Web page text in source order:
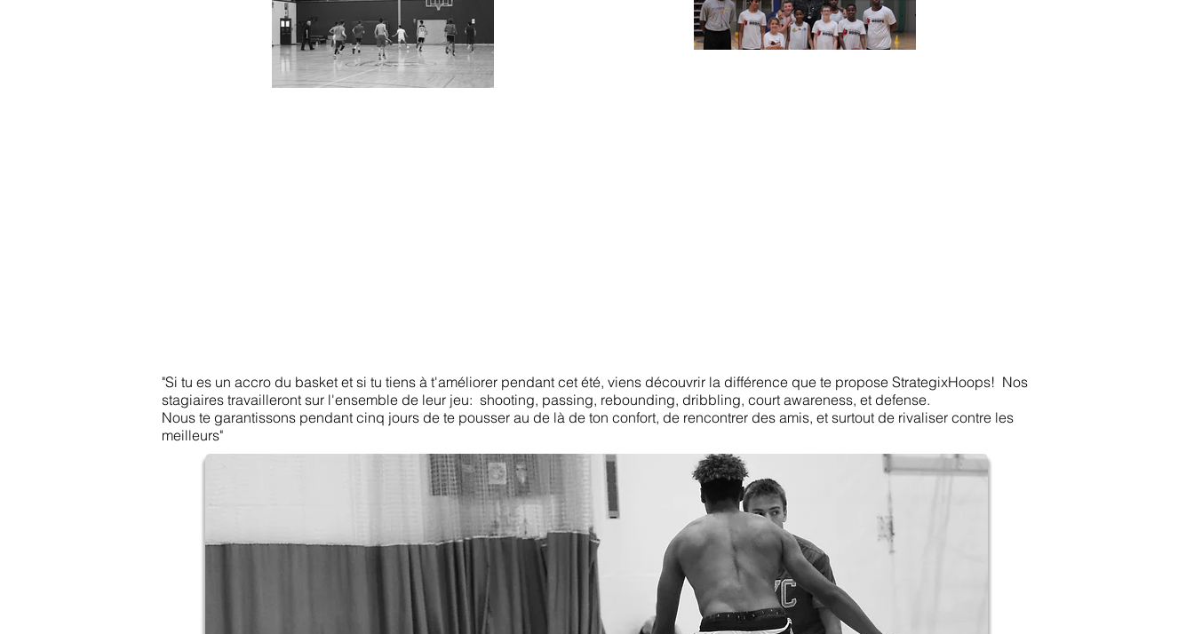
"Si tu es un accro du basket et si tu tiens à t'améliorer pendant cet été, viens découvrir la différence que te propose StrategixHoops! Nos
stagiaires travailleront sur l'ensemble de leur jeu: shooting, passing, rebounding, dribbling, court awareness, et defense.
Nous te garantissons pendant cinq jours de te pousser au de là de ton confort, de rencontrer des amis, et surtout de rivaliser contre les
meilleurs"